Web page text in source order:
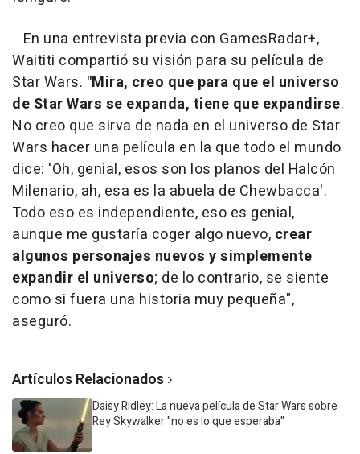
En una entrevista previa con GamesRadar+,
Waititi compartió su visión para su película de
Star Wars. "Mira, creo que para que el universo
de Star Wars se expanda, tiene que expandirse.
No creo que sirva de nada en el universo de Star
Wars hacer una película en la que todo el mundo
dice: 'Oh, genial, esos son los planos del Halcón
Milenario, ah, esa es la abuela de Chewbacca'.
Todo eso es independiente, eso es genial,
aunque me gustaría coger algo nuevo, crear
algunos personajes nuevos y simplemente
expandir el universo; de lo contrario, se siente
como si fuera una historia muy pequeña",
aseguró.
Artículos Relacionados
Daisy Ridley: La nueva película de Star Wars sobre
Rey Skywalker "no es lo que esperaba"